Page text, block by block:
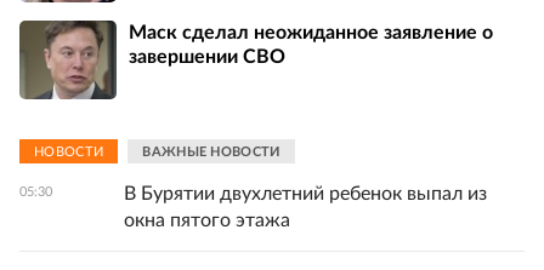
Маск сделал неожиданное заявление о
завершении СВО
НОВОСТИ ВАЖНЫЕ НОВОСТИ
05:30
В Бурятии двухлетний ребенок выпал из
окна пятого этажа